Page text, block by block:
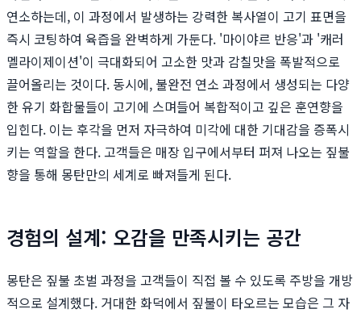
연소하는데, 이 과정에서 발생하는 강력한 복사열이 고기 표면을
즉시 코팅하여 육즙을 완벽하게 가둔다. '마이야르 반응'과 '캐러
멜라이제이션'이 극대화되어 고소한 맛과 감칠맛을 폭발적으로
끌어올리는 것이다. 동시에, 불완전 연소 과정에서 생성되는 다양
한 유기 화합물들이 고기에 스며들어 복합적이고 깊은 훈연향을
입힌다. 이는 후각을 먼저 자극하여 미각에 대한 기대감을 증폭시
키는 역할을 한다. 고객들은 매장 입구에서부터 퍼져 나오는 짚불
향을 통해 몽탄만의 세계로 빠져들게 된다.
경험의 설계: 오감을 만족시키는 공간
몽탄은 짚불 초벌 과정을 고객들이 직접 볼 수 있도록 주방을 개방
적으로 설계했다. 거대한 화덕에서 짚불이 타오르는 모습은 그 자